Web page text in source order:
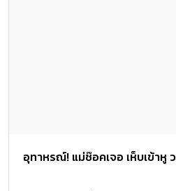
อุทาหรณ์! แม่ช๊อคเจอ เห็บเข้าหู